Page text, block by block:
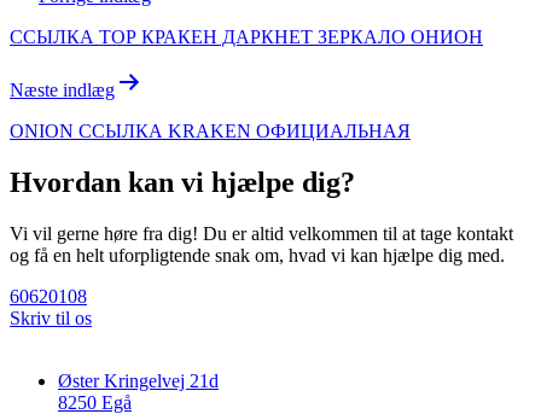
ССЫЛКА ТОР КРАКЕН ДАРКНЕТ ЗЕРКАЛО ОНИОН
Næste indlæg
ONION ССЫЛКА KRAKEN ОФИЦИАЛЬНАЯ
Hvordan kan vi hjælpe dig?
Vi vil gerne høre fra dig! Du er altid velkommen til at tage kontakt
og få en helt uforpligtende snak om, hvad vi kan hjælpe dig med.
60620108
Skriv til os
Øster Kringelvej 21d
8250 Egå